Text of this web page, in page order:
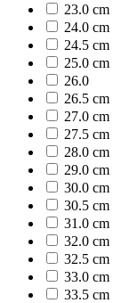
23.0 cm
24.0 cm
24.5 cm
25.0 cm
26.0
26.5 cm
27.0 cm
27.5 cm
28.0 cm
29.0 cm
30.0 cm
30.5 cm
31.0 cm
32.0 cm
32.5 cm
33.0 cm
33.5 cm